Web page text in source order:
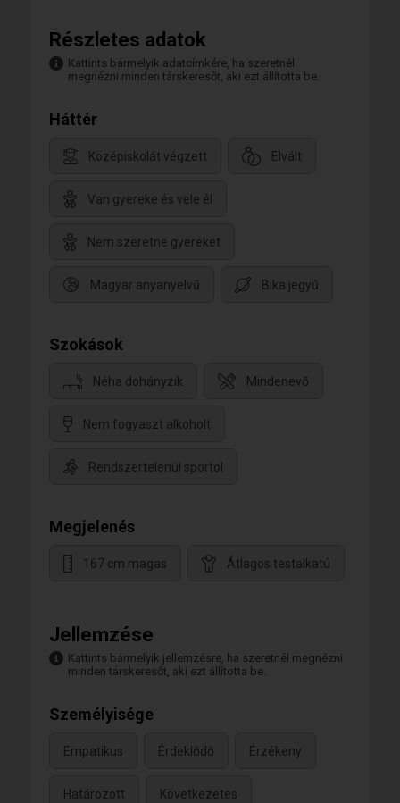
Részletes adatok
Kattints bármelyik adatcímkére, ha szeretnél
megnézni minden társkeresőt, aki ezt állította be.
Háttér
Középiskolát végzett Elvált
Van gyereke és vele él
Nem szeretne gyereket
Magyar anyanyelvű Bika jegyű
Szokások
Néha dohányzik Mindenevő
Nem fogyaszt alkoholt
Rendszertelenül sportol
Megjelenés
167 cm magas Átlagos testalkatú
Jellemzése
Kattints bármelyik jellemzésre, ha szeretnél megnézni
minden társkeresőt, aki ezt állította be.
Személyisége
Empatikus Érdeklődő Érzékeny
Határozott Következetes